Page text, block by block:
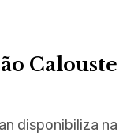
Calouste
disponibiliza na